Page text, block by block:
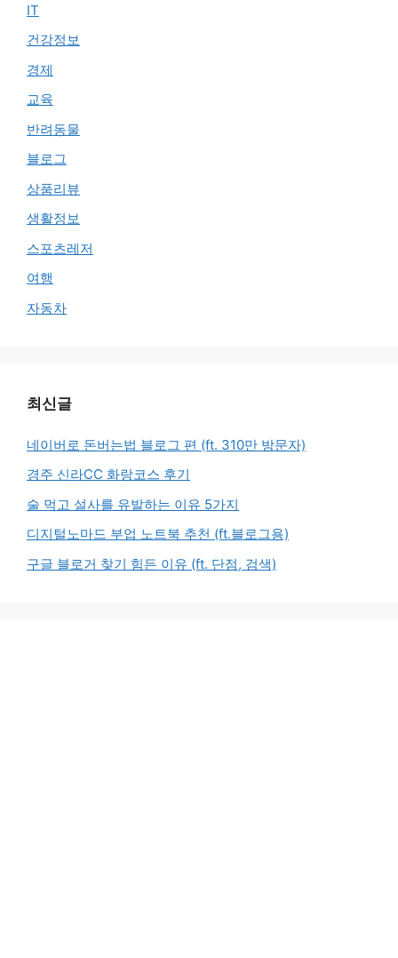
IT
건강정보
경제
교육
반려동물
블로그
상품리뷰
생활정보
스포츠레저
여행
자동차
최신글
네이버로 돈버는법 블로그 편 (ft. 310만 방문자)
경주 신라CC 화랑코스 후기
술 먹고 설사를 유발하는 이유 5가지
디지털노마드 부업 노트북 추천 (ft.블로그용)
구글 블로거 찾기 힘든 이유 (ft. 단점, 검색)